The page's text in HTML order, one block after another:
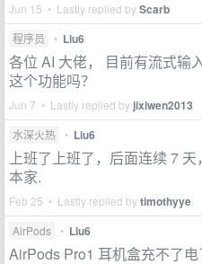
Jun 15 • Lastly replied byScarb
程序员 • Liu6
各位 AI 大佬， 目前有流式输
这个功能吗？
Jun 7 • Lastly replied by jixiwen2013
水深火热 • Liu6
上班了上班了，后面连续 7
本家.
Feb 25 • Lastly replied bytimothyye
AirPods • Liu6
AirPods Pro1 耳机盒充不了